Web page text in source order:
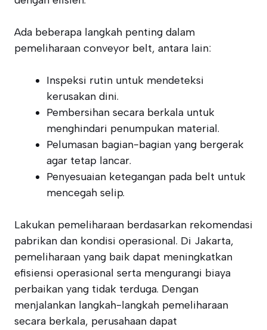
Ada beberapa langkah penting dalam
pemeliharaan conveyor belt, antara lain:
Inspeksi rutin untuk mendeteksi
kerusakan dini.
Pembersihan secara berkala untuk
menghindari penumpukan material.
Pelumasan bagian-bagian yang bergerak
agar tetap lancar.
Penyesuaian ketegangan pada belt untuk
mencegah selip.
Lakukan pemeliharaan berdasarkan rekomendasi
pabrikan dan kondisi operasional. Di Jakarta,
pemeliharaan yang baik dapat meningkatkan
efisiensi operasional serta mengurangi biaya
perbaikan yang tidak terduga. Dengan
menjalankan langkah-langkah pemeliharaan
secara berkala, perusahaan dapat